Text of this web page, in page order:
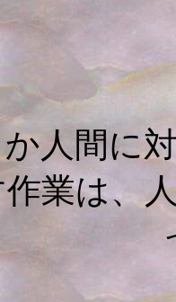
人間に
業は、